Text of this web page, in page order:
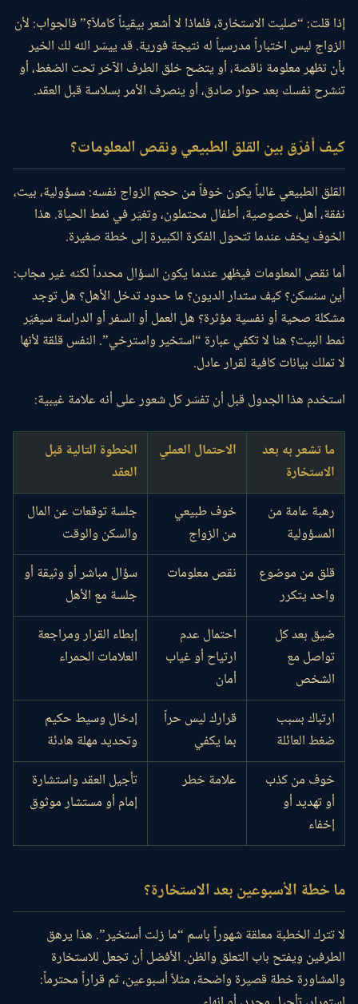
إذا قلت: “صليت الاستخارة، فلماذا لا أشعر بيقيناً كاملاً؟” فالجواب: لأن
الزواج ليس اختباراً مدرسياً له نتيجة فورية. قد ييسّر الله لك الخير
بأن تظهر معلومة ناقصة، أو يتضح خلق الطرف الآخر تحت الضغط، أو
تنشرح نفسك بعد حوار صادق، أو ينصرف الأمر بسلاسة قبل العقد.
كيف أفرّق بين القلق الطبيعي ونقص المعلومات؟
القلق الطبيعي غالباً يكون خوفاً من حجم الزواج نفسه: مسؤولية، بيت،
نفقة، أهل، خصوصية، أطفال محتملون، وتغيّر في نمط الحياة. هذا
الخوف يخف عندما تتحول الفكرة الكبيرة إلى خطة صغيرة.
أما نقص المعلومات فيظهر عندما يكون السؤال محدداً لكنه غير مجاب:
أين سنسكن؟ كيف ستدار الديون؟ ما حدود تدخل الأهل؟ هل توجد
مشكلة صحية أو نفسية مؤثرة؟ هل العمل أو السفر أو الدراسة سيغيّر
نمط البيت؟ هنا لا تكفي عبارة “استخير واسترخي”. النفس قلقة لأنها
لا تملك بيانات كافية لقرار عادل.
استخدم هذا الجدول قبل أن تفسّر كل شعور على أنه علامة غيبية:
ما تشعر به بعد
الاستخارة
الاحتمال العملي
الخطوة التالية قبل
العقد
رهبة عامة من
المسؤولية
خوف طبيعي
من الزواج
جلسة توقعات عن المال
والسكن والوقت
قلق من موضوع
واحد يتكرر
نقص معلومات
سؤال مباشر أو وثيقة أو
جلسة مع الأهل
ضيق بعد كل
تواصل مع
الشخص
احتمال عدم
ارتياح أو غياب
أمان
إبطاء القرار ومراجعة
العلامات الحمراء
ارتباك بسبب
ضغط العائلة
قرارك ليس حراً
بما يكفي
إدخال وسيط حكيم
وتحديد مهلة هادئة
خوف من كذب
أو تهديد أو
إخفاء
علامة خطر
تأجيل العقد واستشارة
إمام أو مستشار موثوق
ما خطة الأسبوعين بعد الاستخارة؟
لا تترك الخطبة معلقة شهوراً باسم “ما زلت أستخير”. هذا يرهق
الطرفين ويفتح باب التعلق والظن. الأفضل أن تجعل للاستخارة
والمشاورة خطة قصيرة واضحة، مثلاً أسبوعين، ثم قراراً محترماً: